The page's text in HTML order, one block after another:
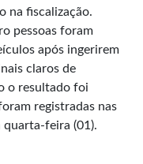
na fiscalização.
pessoas foram
após ingerirem
claros de
o resultado foi
registradas nas
quarta-feira (01).